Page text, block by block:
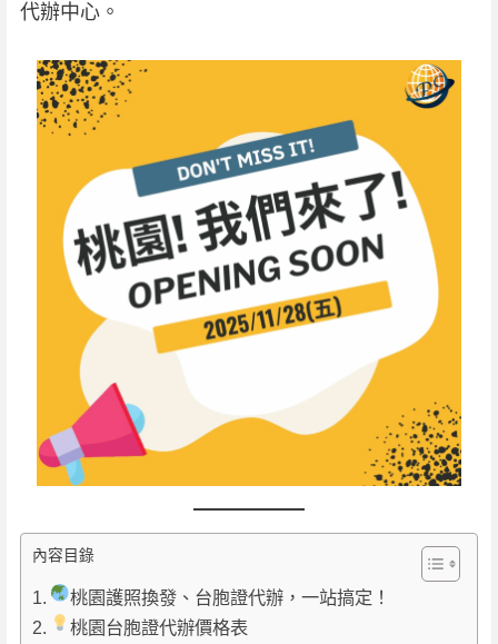
代辦中心。
內容目錄
桃園護照換發、台胞證代辦，一站搞定！
桃園台胞證代辦價格表